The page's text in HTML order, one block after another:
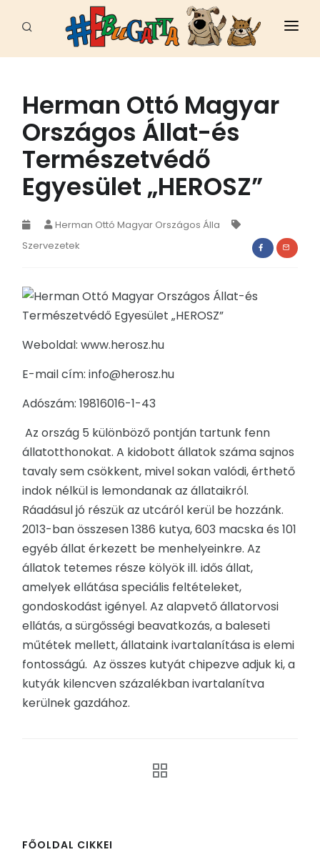
FŐOLDAL
CELEB
FAJTÁK
ÁLLATI JÓ HELYEK
EBUGATTA
ÁLLATVÉDELEM
SPORT - MUNKA
EGÉSZSÉG
RENDEZVÉNYEK
REKLÁMAJÁNDÉK
Herman Ottó Magyar
Országos Állat-és
Természetvédő
Egyesület „HEROSZ”
Herman Ottó Magyar Országos Álla
Szervezetek
Weboldal: www.herosz.hu
E-mail cím: info@herosz.hu
Adószám: 19816016-1-43
Az ország 5 különböző pontján tartunk fenn
állatotthonokat. A kidobott állatok száma sajnos
tavaly sem csökkent, mivel sokan valódi, érthető
indok nélkül is lemondanak az állataikról.
Ráadásul jó részük az utcáról kerül be hozzánk.
2013-ban összesen 1386 kutya, 603 macska és 101
egyéb állat érkezett be menhelyeinkre. Az
állatok tetemes része kölyök ill. idős állat,
amelyek ellátása speciális feltételeket,
gondoskodást igényel. Az alapvető állatorvosi
ellátás, a sürgősségi beavatkozás, a baleseti
műtétek mellett, állataink ivartalanítása is elemi
fontosságú. Az összes kutyát chipezve adjuk ki, a
kutyák kilencven százalékban ivartalanítva
kerülnek gazdához.
FŐOLDAL CIKKEI